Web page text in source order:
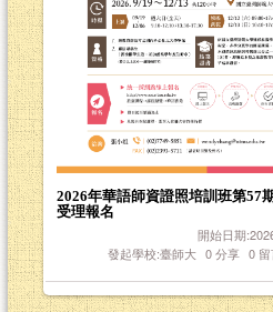
2026年華語師資證照培訓班第57
受理報名
開始日期
發起學校:臺師大 0分享 0